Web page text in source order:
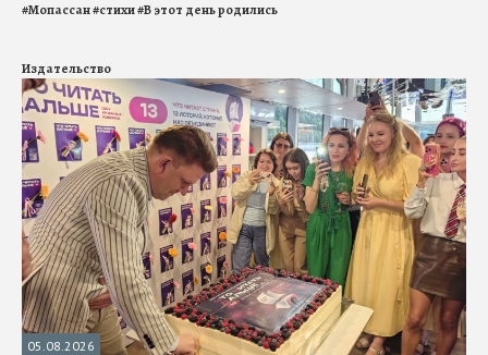
#Мопассан#стихи#В этот день родились
Издательство
05.08.2026